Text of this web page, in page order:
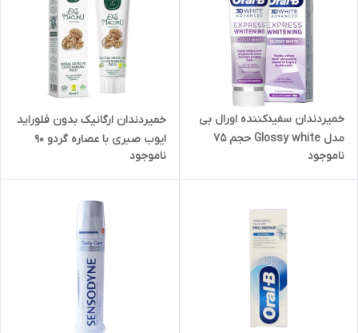
خمیردندان سفیدکننده اورال بی
مدل Glossy white حجم 75
میل
ناموجود
خمیردندان ارگانیک بدون فلوراید
ایوب صبری با عصاره گردو 90
گرمی
ناموجود